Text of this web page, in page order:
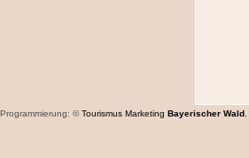
Programmierung: ©Tourismus Marketing Bayerischer Wald